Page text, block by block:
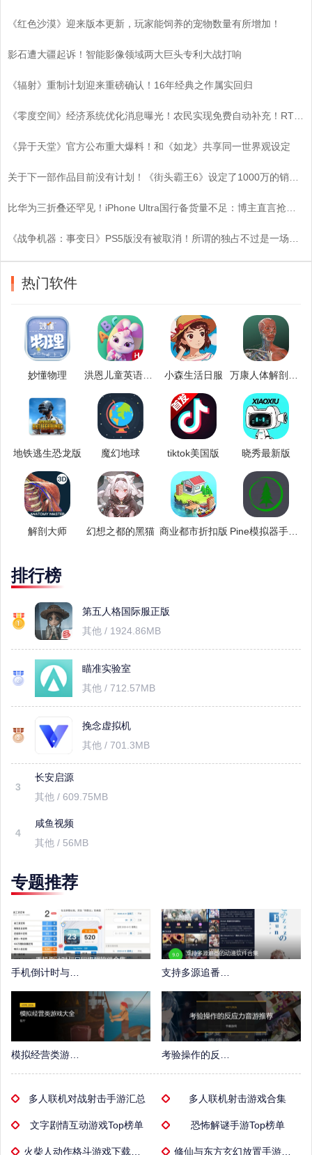
《红色沙漠》迎来版本更新，玩家能饲养的宠物数量有所增加！
影石遭大疆起诉！智能影像领域两大巨头专利大战打响
《辐射》重制计划迎来重磅确认！16年经典之作属实回归
《零度空间》经济系统优化消息曝光！农民实现免费自动补充！RTS基建策略迎来颠覆性变革！
《异于天堂》官方公布重大爆料！和《如龙》共享同一世界观设定
关于下一部作品目前没有计划！《街头霸王6》设定了1000万的销量目标
比华为三折叠还罕见！iPhone Ultra国行备货量不足：博主直言抢到即赚
《战争机器：事变日》PS5版没有被取消！所谓的独占不过是一场空？
热门软件
妙懂物理 洪恩儿童英语安卓版 小森生活日服 万康人体解剖安卓版
地铁逃生恐龙版 魔幻地球 tiktok美国版 晓秀最新版
解剖大师 幻想之都的黑猫 商业都市折扣版 Pine模拟器手机版
排行榜
第五人格国际服正版
其他 / 1924.86MB
瞄准实验室
其他 / 712.57MB
挽念虚拟机
其他 / 701.3MB
3
长安启源
其他 / 609.75MB
4
咸鱼视频
其他 / 56MB
专题推荐
手机倒计时与日程提醒软件合集 支持多源追番的动漫软件合集
模拟经营类游戏大全 考验操作的反应力音游推荐
多人联机对战射击手游汇总 多人联机射击游戏合集
文字剧情互动游戏Top榜单 恐怖解谜手游Top榜单
火柴人动作格斗游戏下载专区 修仙与东方玄幻放置手游推荐